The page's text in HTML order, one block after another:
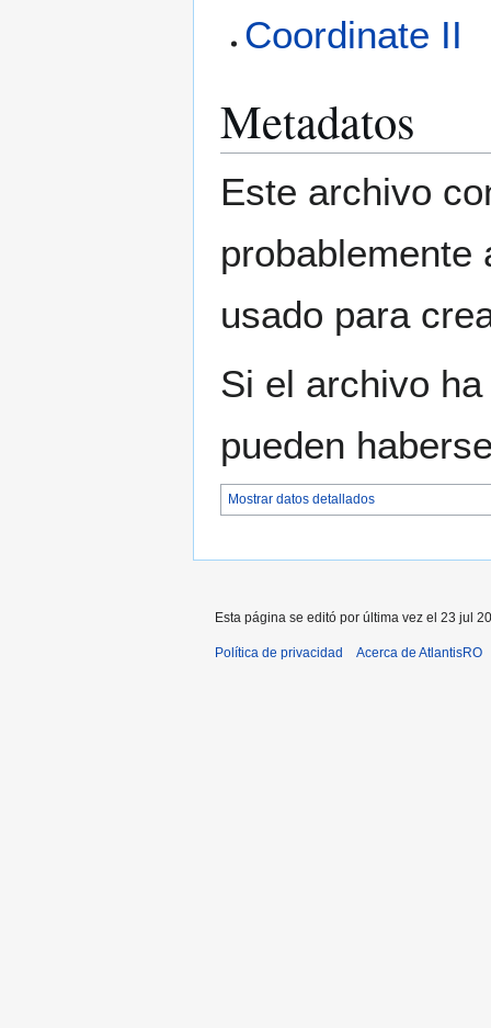
Coordinate II
Metadatos
Este archivo
probablemente
usado para
Si el archivo
pueden
Mostrar datos detallados
Esta página se editó por última vez el 23 jul
Política de privacidad Acerca de AtlantisRO